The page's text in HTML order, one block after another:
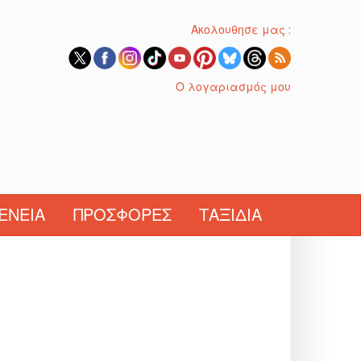
Ακολουθησε μας :
Ο λογαριασμός μου
ΠΡΟΣΦΟΡΈΣ ΤΑΞΊΔΙΑ